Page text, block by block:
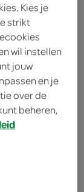
Kies je
strikt
wil instellen
jouw
en je
over de
beheren,